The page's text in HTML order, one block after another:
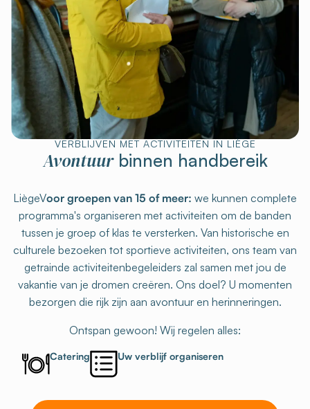
VERBLIJVEN MET ACTIVITEITEN IN LIÈGE
Avontuurbinnen handbereik
LiègeVoor groepen van 15 of meer: we kunnen complete
programma's organiseren met activiteiten om de banden
tussen je groep of klas te versterken. Van historische en
culturele bezoeken tot sportieve activiteiten, ons team van
getrainde activiteitenbegeleiders zal samen met jou de
vakantie van je dromen creëren. Ons doel? U momenten
bezorgen die rijk zijn aan avontuur en herinneringen.
Ontspan gewoon! Wij regelen alles:
Catering Uw verblijf organiseren